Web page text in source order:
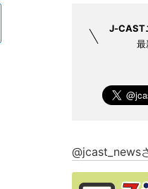
J-CAST
最
@jcast_news